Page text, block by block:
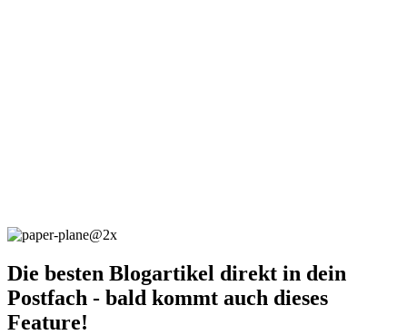
Die besten Blogartikel direkt in dein
Postfach - bald kommt auch dieses
Feature!